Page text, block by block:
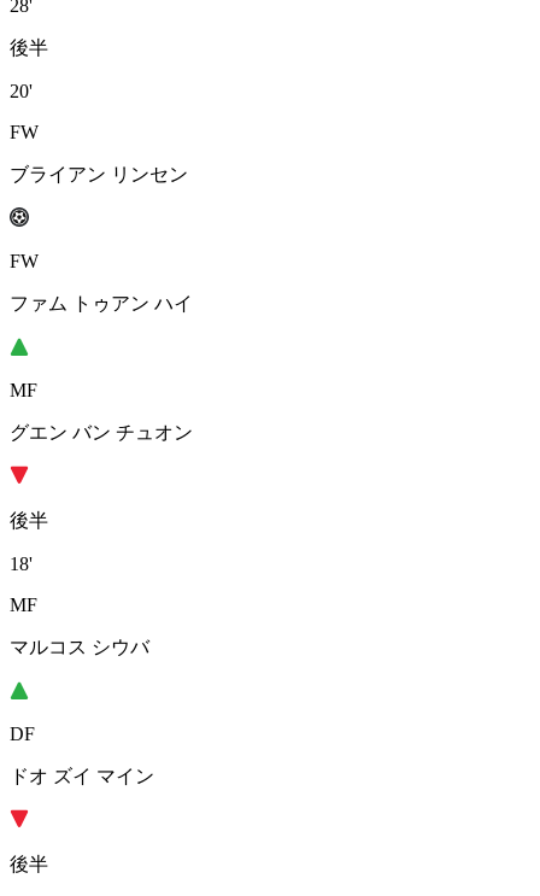
28'
後半
20'
FW
ブライアン リンセン
FW
ファム トゥアン ハイ
MF
グエン バン チュオン
後半
18'
MF
マルコス シウバ
DF
ドオ ズイ マイン
後半